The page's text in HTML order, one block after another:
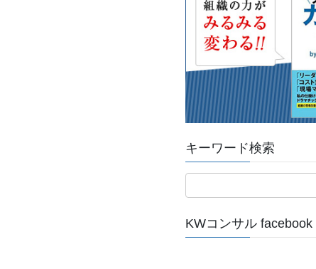
キーワード検索
KWコンサル facebook